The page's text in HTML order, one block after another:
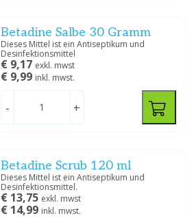
Betadine Salbe 30 Gramm
Dieses Mittel ist ein Antiseptikum und
Desinfektionsmittel
€ 9,17 exkl. mwst
€ 9,99 inkl. mwst.
- +
Betadine Scrub 120 ml
Dieses Mittel ist ein Antiseptikum und
Desinfektionsmittel.
€ 13,75 exkl. mwst
€ 14,99 inkl. mwst.